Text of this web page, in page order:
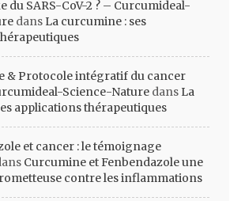
du SARS-CoV-2 ? – Curcumideal-
dans La curcumine : ses
& Protocole intégratif du cancer
Science-Nature dans La
applications thérapeutiques
et cancer : le témoignage
Curcumine et Fenbendazole une
contre les inflammations